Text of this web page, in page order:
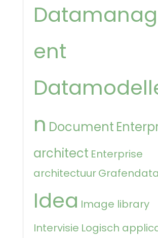
ent
n Document
architect Enterprise
architectuur
Idea Image library
Intervisie Logisch